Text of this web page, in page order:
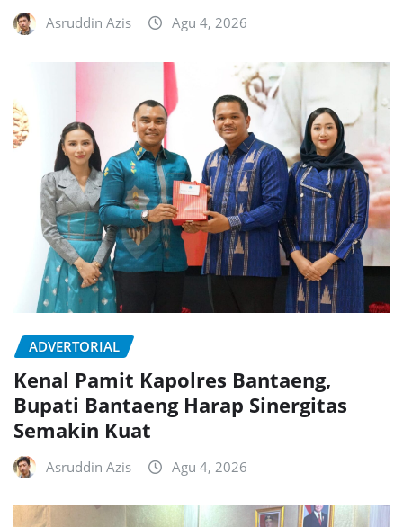
Asruddin Azis Agu 4, 2026
ADVERTORIAL
Kenal Pamit Kapolres Bantaeng,
Bupati Bantaeng Harap Sinergitas
Semakin Kuat
Asruddin Azis Agu 4, 2026